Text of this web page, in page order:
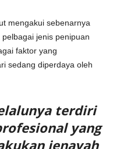
mengakui sebenarnya
jenis penipuan
faktor yang
sedang diperdaya oleh
terdiri
yang
jenayah